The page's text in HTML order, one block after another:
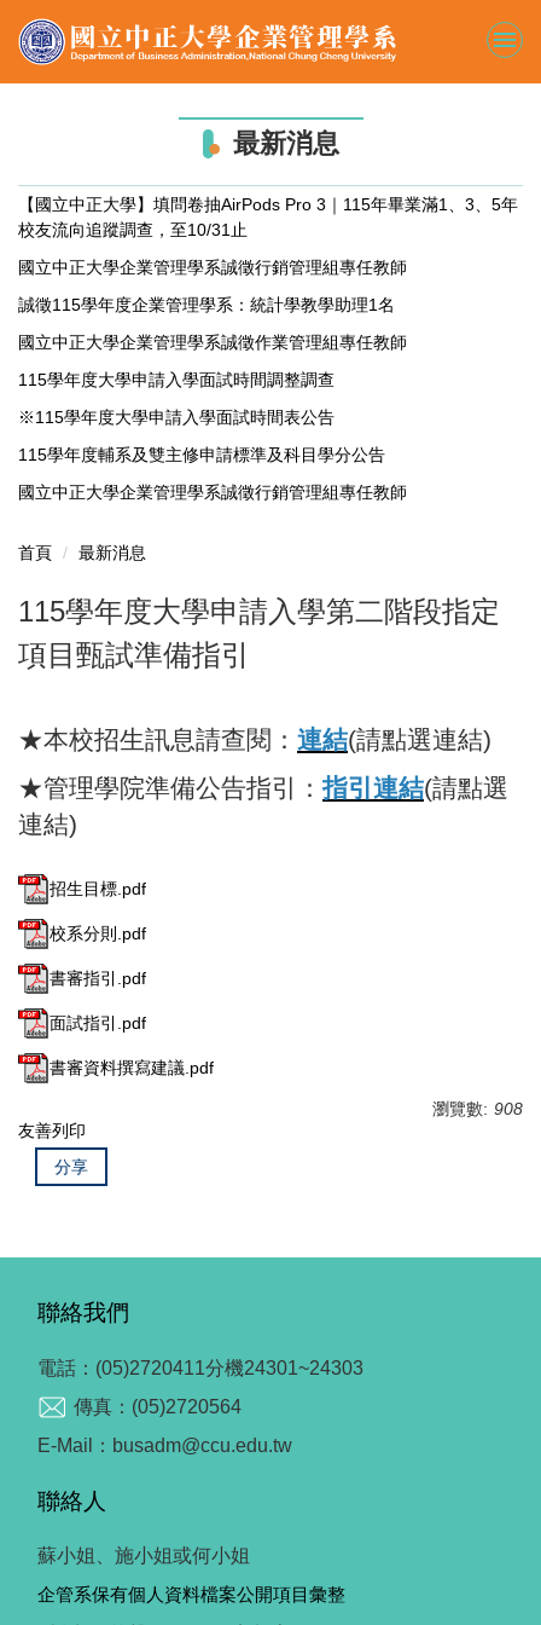
到
最新消息
【國立中正大學】填問卷抽AirPods Pro 3｜115年畢業滿1、3、5年
校友流向追蹤調查，至10/31止
國立中正大學企業管理學系誠徵行銷管理組專任教師
誠徵115學年度企業管理學系：統計學教學助理1名
國立中正大學企業管理學系誠徵作業管理組專任教師
115學年度大學申請入學面試時間調整調查
※115學年度大學申請入學面試時間表公告
115學年度輔系及雙主修申請標準及科目學分公告
國立中正大學企業管理學系誠徵行銷管理組專任教師
首頁 最新消息
115學年度大學申請入學第二階段指定
項目甄試準備指引
★本校招生訊息請查閱： 連結(請點選連結)
★管理學院準備公告指引：指引連結(請點選
連結)
招生目標.pdf
校系分則.pdf
書審指引.pdf
面試指引.pdf
書審資料撰寫建議.pdf
瀏覽數: 908
友善列印
分享
聯絡我們
電話：(05)2720411分機24301~24303
傳真：(05)2720564
E-Mail：busadm@ccu.edu.tw
聯絡人
蘇小姐、施小姐或何小姐
企管系保有個人資料檔案公開項目彙整